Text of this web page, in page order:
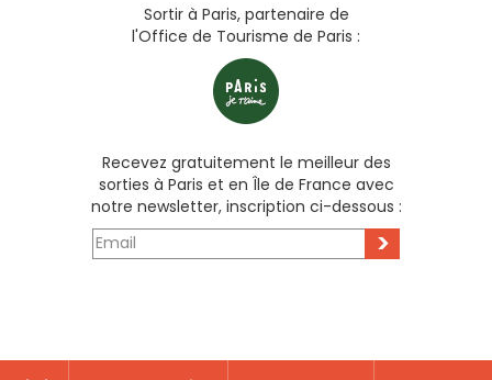
Sortir à Paris, partenaire de
l'Office de Tourisme de Paris :
Recevez gratuitement le meilleur des
sorties à Paris et en Île de France avec
notre newsletter, inscription ci-dessous :
>